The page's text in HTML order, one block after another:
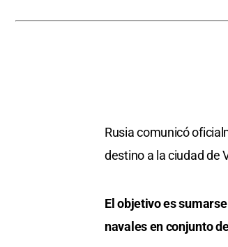
Rusia comunicó
destino a la ciudad de
El objetivo es
navales en conjunto